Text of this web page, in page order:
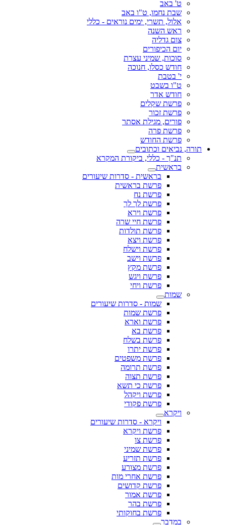
ט' באב
שבת נחמו, ט"ו באב
אלול, תשרי, ימים נוראים - כללי
ראש השנה
צום גדליה
יום הכיפורים
סוכות, שמיני עצרת
חודש כסלו, חנוכה
י' בטבת
ט"ו בשבט
חודש אדר
פרשת שקלים
פרשת זכור
פורים, מגילת אסתר
פרשת פרה
פרשת החודש
תורה, נביאים וכתובים
תנ"ך - כללי, ביקורת המקרא
בראשית
בראשית - סדרות שיעורים
פרשת בראשית
פרשת נח
פרשת לך לך
פרשת וירא
פרשת חיי שרה
פרשת תולדות
פרשת ויצא
פרשת וישלח
פרשת וישב
פרשת מקץ
פרשת ויגש
פרשת ויחי
שמות
שמות - סדרות שיעורים
פרשת שמות
פרשת וארא
פרשת בא
פרשת בשלח
פרשת יתרו
פרשת משפטים
פרשת תרומה
פרשת תצוה
פרשת כי תשא
פרשת ויקהל
פרשת פקודי
ויקרא
ויקרא - סדרות שיעורים
פרשת ויקרא
פרשת צו
פרשת שמיני
פרשת תזריע
פרשת מצורע
פרשת אחרי מות
פרשת קדושים
פרשת אמור
פרשת בהר
פרשת בחוקותי
במדבר